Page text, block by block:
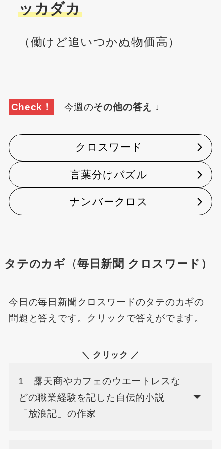
ッカダカ
（働けど追いつかぬ物価高）
Check！ 今週のその他の答え ↓
クロスワード
言葉分けパズル
ナンバークロス
タテのカギ（毎日新聞 クロスワード）
今日の毎日新聞クロスワードのタテのカギの
問題と答えです。クリックで答えがでます。
＼ クリック ／
1 露天商やカフェのウエートレスな
どの職業経験を記した自伝的小説
「放浪記」の作家